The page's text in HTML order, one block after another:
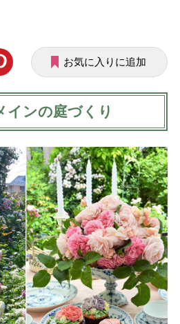
お気に入りに追加
インの庭づくり